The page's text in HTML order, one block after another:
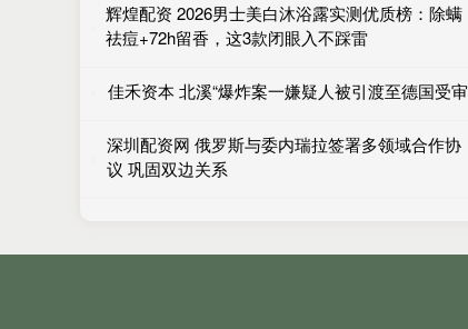
辉煌配资 2026男士美白沐浴露实测优质榜：除螨
祛痘+72h留香，这3款闭眼入不踩雷
佳禾资本 北溪“爆炸案一嫌疑人被引渡至德国受审
深圳配资网 俄罗斯与委内瑞拉签署多领域合作协
议 巩固双边关系